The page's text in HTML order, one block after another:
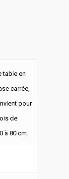
table en
carrée,
pour
de
à 80 cm.